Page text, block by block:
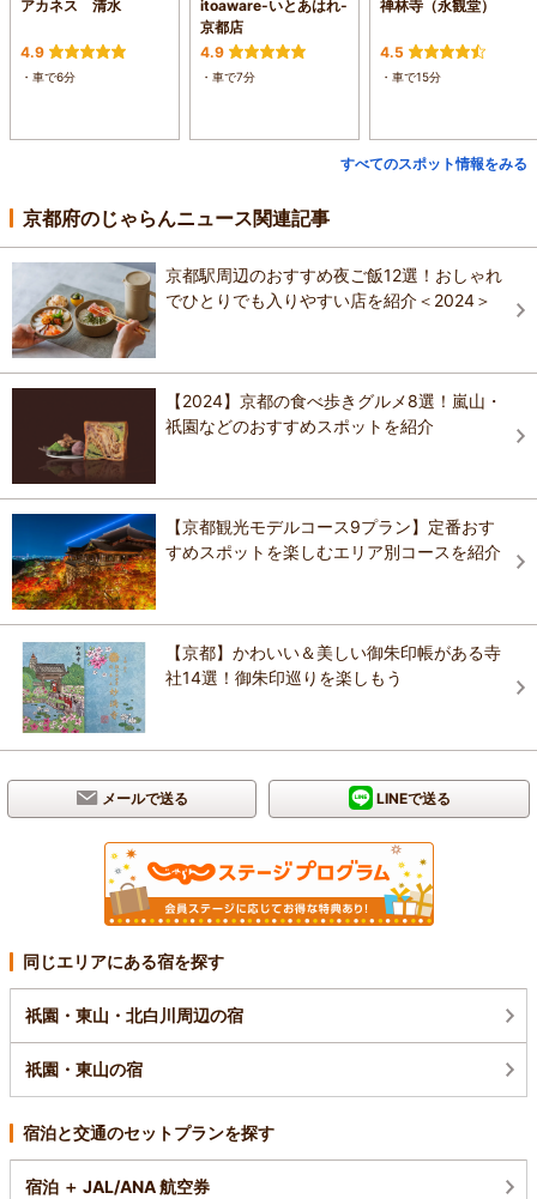
アカネス 清水
4.9
・車で6分
itoaware-いとあはれ-
京都店
4.9
・車で7分
禅林寺（永観堂）
4.5
・車で15分
すべてのスポット情報をみる
京都府のじゃらんニュース関連記事
京都駅周辺のおすすめ夜ご飯12選！おしゃれ
でひとりでも入りやすい店を紹介＜2024＞
【2024】京都の食べ歩きグルメ8選！嵐山・
祇園などのおすすめスポットを紹介
【京都観光モデルコース9プラン】定番おす
すめスポットを楽しむエリア別コースを紹介
【京都】かわいい＆美しい御朱印帳がある寺
社14選！御朱印巡りを楽しもう
メールで送る LINEで送る
同じエリアにある宿を探す
祇園・東山・北白川周辺の宿
祇園・東山の宿
宿泊と交通のセットプランを探す
宿泊 ＋ JAL/ANA 航空券